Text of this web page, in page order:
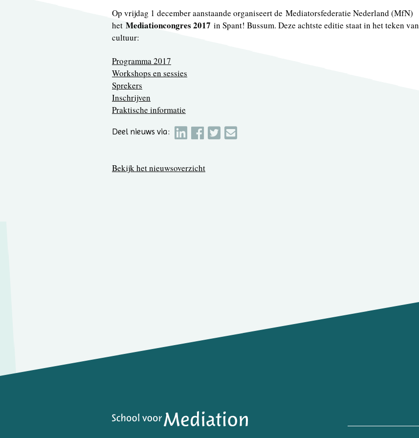
Op vrijdag 1 december aanstaande organiseert de Mediatorsfederatie Nederland (MfN)
het Mediationcongres 2017 in Spant! Bussum. Deze achtste editie staat in het teken van
cultuur:
Programma 2017
Workshops en sessies
Sprekers
Inschrijven
Praktische informatie
Deel nieuws via:
Bekijk het nieuwsoverzicht